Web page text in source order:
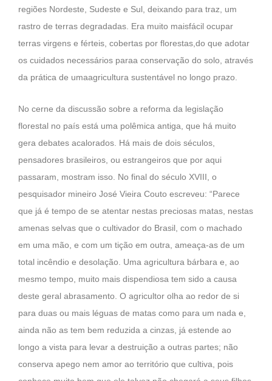
regiões Nordeste, Sudeste e Sul, deixando para traz, um
rastro de terras degradadas. Era muito maisfácil ocupar
terras virgens e férteis, cobertas por florestas,do que adotar
os cuidados necessários paraa conservação do solo, através
da prática de umaagricultura sustentável no longo prazo.
No cerne da discussão sobre a reforma da legislação
florestal no país está uma polêmica antiga, que há muito
gera debates acalorados. Há mais de dois séculos,
pensadores brasileiros, ou estrangeiros que por aqui
passaram, mostram isso. No final do século XVIII, o
pesquisador mineiro José Vieira Couto escreveu: “Parece
que já é tempo de se atentar nestas preciosas matas, nestas
amenas selvas que o cultivador do Brasil, com o machado
em uma mão, e com um tição em outra, ameaça-as de um
total incêndio e desolação. Uma agricultura bárbara e, ao
mesmo tempo, muito mais dispendiosa tem sido a causa
deste geral abrasamento. O agricultor olha ao redor de si
para duas ou mais léguas de matas como para um nada e,
ainda não as tem bem reduzida a cinzas, já estende ao
longo a vista para levar a destruição a outras partes; não
conserva apego nem amor ao território que cultiva, pois